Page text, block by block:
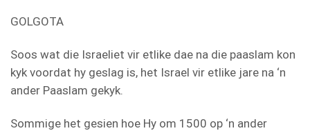
GOLGOTA
Soos wat die Israeliet vir etlike dae na die paaslam kon
kyk voordat hy geslag is, het Israel vir etlike jare na ‘n
ander Paaslam gekyk.
Sommige het gesien hoe Hy om 1500 op ‘n ander